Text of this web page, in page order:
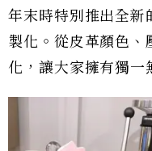
年末時特別推出全
製化。從皮革顏色、
化，讓大家擁有獨一